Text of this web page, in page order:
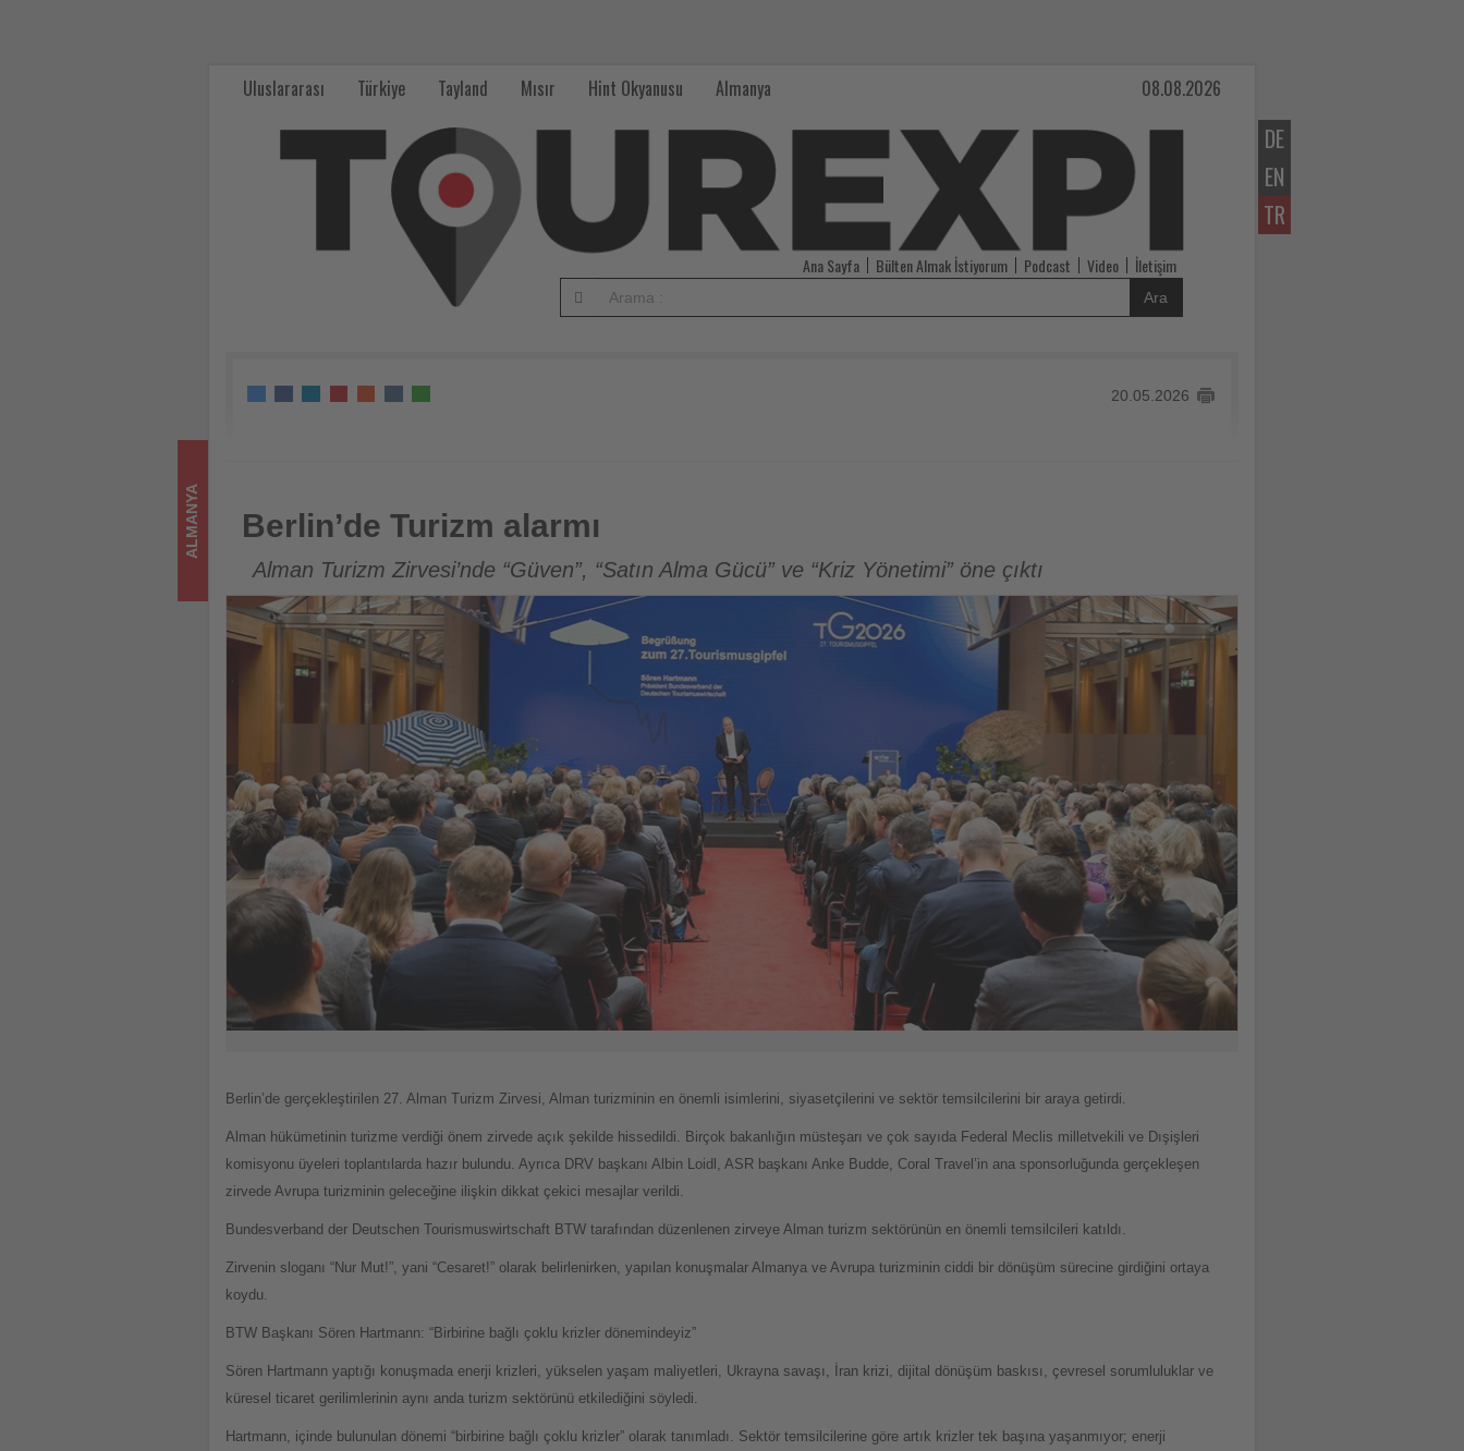
DE
EN
TR
Uluslararası Türkiye Tayland Mısır Hint Okyanusu Almanya 08.08.2026
Ana Sayfa Bülten Almak İstiyorum Podcast Video İletişim
Ara
20.05.2026
Berlin’de Turizm alarmı
ALMANYA Berlin’de Turizm alarmı
Alman Turizm Zirvesi’nde “Güven”, “Satın Alma Gücü” ve “Kriz Yönetimi” öne çıktı
Berlin’de gerçekleştirilen 27. Alman Turizm Zirvesi, Alman turizminin en önemli isimlerini, siyasetçilerini ve sektör temsilcilerini bir araya getirdi.
Alman hükümetinin turizme verdiği önem zirvede açık şekilde hissedildi. Birçok bakanlığın müsteşarı ve çok sayıda Federal Meclis milletvekili ve Dışişleri
komisyonu üyeleri toplantılarda hazır bulundu. Ayrıca DRV başkanı Albin Loidl, ASR başkanı Anke Budde, Coral Travel’in ana sponsorluğunda gerçekleşen
zirvede Avrupa turizminin geleceğine ilişkin dikkat çekici mesajlar verildi.
Bundesverband der Deutschen Tourismuswirtschaft BTW tarafından düzenlenen zirveye Alman turizm sektörünün en önemli temsilcileri katıldı.
Zirvenin sloganı “Nur Mut!”, yani “Cesaret!” olarak belirlenirken, yapılan konuşmalar Almanya ve Avrupa turizminin ciddi bir dönüşüm sürecine girdiğini ortaya
koydu.
BTW Başkanı Sören Hartmann: “Birbirine bağlı çoklu krizler dönemindeyiz”
Sören Hartmann yaptığı konuşmada enerji krizleri, yükselen yaşam maliyetleri, Ukrayna savaşı, İran krizi, dijital dönüşüm baskısı, çevresel sorumluluklar ve
küresel ticaret gerilimlerinin aynı anda turizm sektörünü etkilediğini söyledi.
Hartmann, içinde bulunulan dönemi “birbirine bağlı çoklu krizler” olarak tanımladı. Sektör temsilcilerine göre artık krizler tek başına yaşanmıyor; enerji